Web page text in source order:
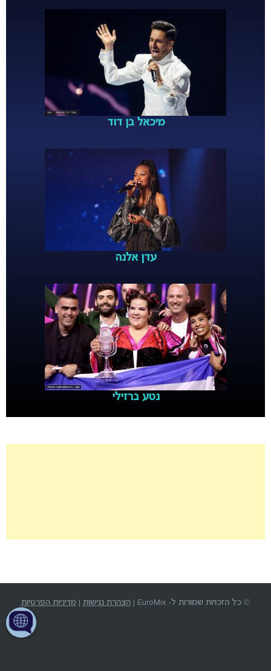
מיכאל בן דוד
עדן אלנה
נטע ברזילי
© כל הזכויות שמורות ל- EuroMix | הצהרת נגישות |מדיניות הפרטיות